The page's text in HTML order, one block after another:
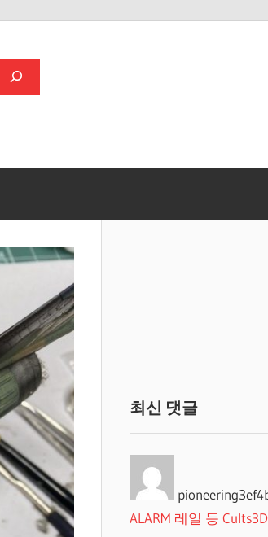
최신 댓글
ALARM 레일 등